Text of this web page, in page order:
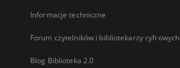
Informacje techniczne
Forum czytelników i bibliotekarzy cyfrowych
Blog Biblioteka 2.0